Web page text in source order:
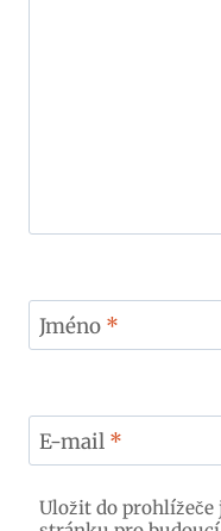
Jméno *
E-mail *
Uložit do prohlížeče